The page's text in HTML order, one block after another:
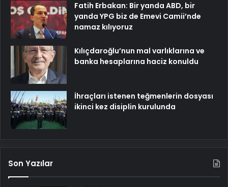
Fatih Erbakan: Bir yanda ABD, bir
yanda YPG biz de Emevi Camii’nde
namaz kılıyoruz
Kılıçdaroğlu’nun mal varlıklarına ve
banka hesaplarına haciz konuldu
İhraçları istenen teğmenlerin dosyası
ikinci kez disiplin kurulunda
Son Yazılar